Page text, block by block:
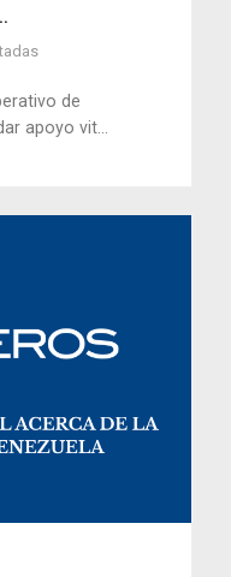
de
apoyo vit...